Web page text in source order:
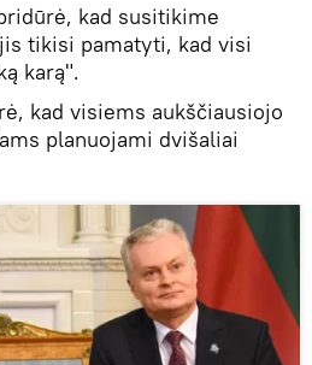
kad susitikime
tikisi pamatyti, kad visi
karą".
kad visiems aukščiausiojo
planuojami dvišaliai